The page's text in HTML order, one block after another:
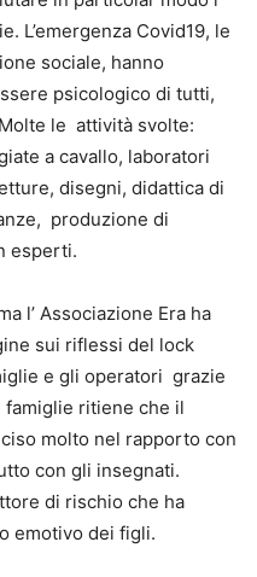
L’emergenza Covid19, le
sociale, hanno
psicologico di tutti,
le attività svolte:
a cavallo, laboratori
disegni, didattica di
produzione di
esperti.
l’ Associazione Era ha
sui riflessi del lock
e gli operatori grazie
famiglie ritiene che il
molto nel rapporto con
con gli insegnati.
di rischio che ha
emotivo dei figli.